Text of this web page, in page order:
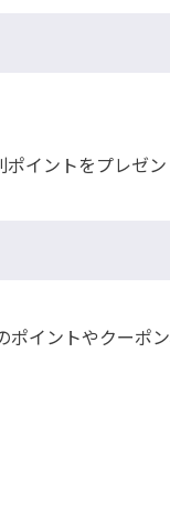
イントをプレゼン
イントやクーポ